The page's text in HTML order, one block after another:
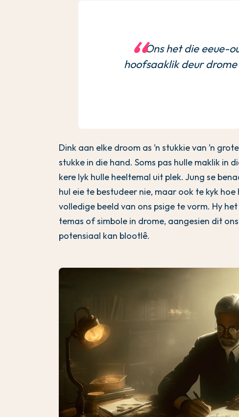
Ons het die eeue-
hoofsaaklik deur
Dink aan elke droom as ’n stukkie van ’n
stukke in die hand. Soms pas hulle maklik in
kere lyk hulle heeltemal uit plek. Jung se
hul eie te bestudeer nie, maar ook te kyk hoe
volledige beeld van ons psige te vorm. Hy
temas of simbole in drome, aangesien dit
potensiaal kan blootlê.